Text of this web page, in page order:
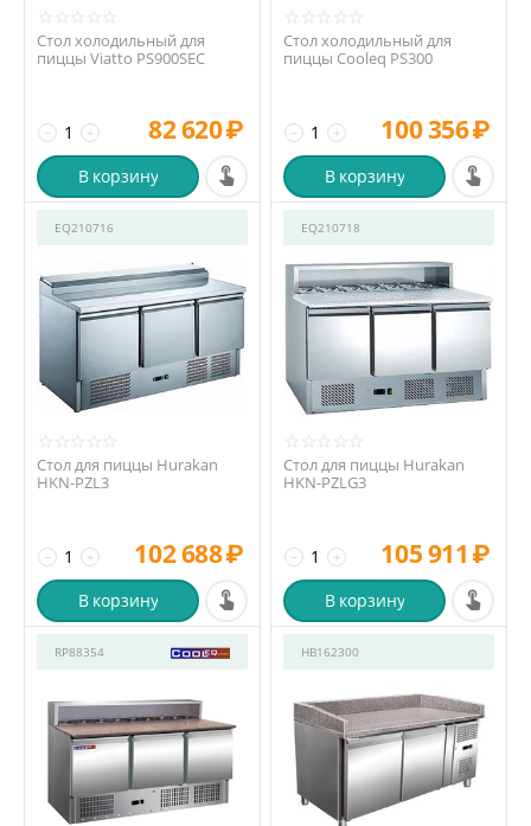
Стол холодильный для
пиццы Viatto PS900SEC
+
− 82 620₽
В корзину
Стол холодильный для
пиццы Cooleq PS300
+
− 100 356₽
В корзину
EQ210716
Стол для пиццы Hurakan
HKN-PZL3
+
− 102 688₽
В корзину
EQ210718
Стол для пиццы Hurakan
HKN-PZLG3
+
− 105 911 ₽
В корзину
RP88354 HB162300